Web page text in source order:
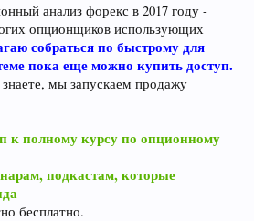
анализ форекс в 2017 году -
опционщиков использующих
собраться по быстрому для
пока еще можно купить доступ.
мы запускаем продажу
к полному курсу по опционному
подкастам, которые
бесплатно.